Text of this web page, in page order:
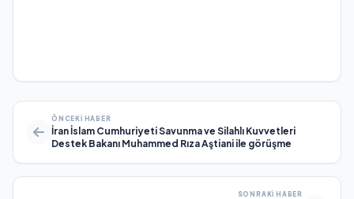
ÖNCEKI HABER
İran İslam Cumhuriyeti Savunma ve Silahlı Kuvvetleri
Destek Bakanı Muhammed Rıza Aştiani ile görüşme
SONRAKI HABER